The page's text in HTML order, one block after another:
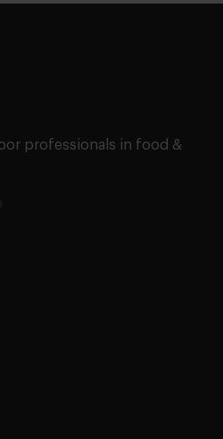
professionals in food &